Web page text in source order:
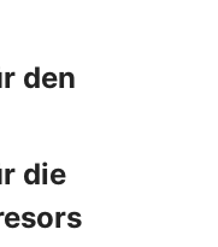
den
die